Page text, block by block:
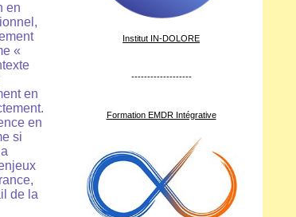
en
«
en
en
si
de la
Institut IN-DOLORE
-------------------
Formation EMDR Intégrative